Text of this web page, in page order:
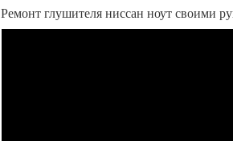
Ремонт глушителя ниссан ноут своими